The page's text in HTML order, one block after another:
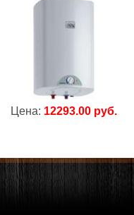
Цена: 12293.00 руб.